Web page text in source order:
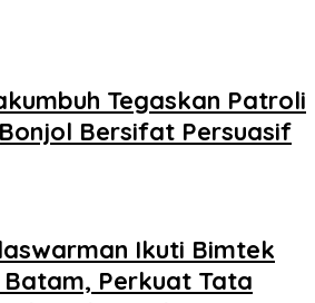
Tegaskan Patroli
Bersifat Persuasif
Ikuti Bimtek
Batam, Perkuat Tata